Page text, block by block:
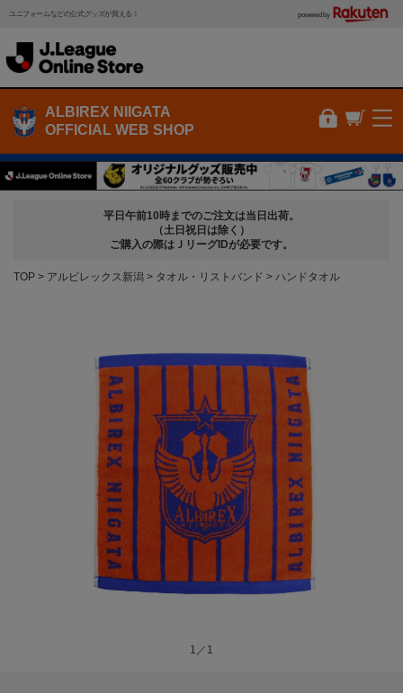
ユニフォームなどの公式グッズが買える！ powered by
ALBIREX NIIGATA
OFFICIAL WEB SHOP
平日午前10時までのご注文は当日出荷。
（土日祝日は除く）
ご購入の際はＪリーグIDが必要です。
TOP アルビレックス新潟 タオル・リストバンド ハンドタオル
1／1